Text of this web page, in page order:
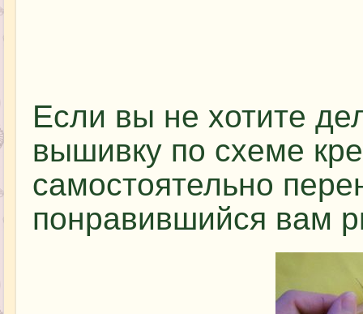
Если вы не хотите
вышивку по схеме
самостоятельно
понравившийся вам